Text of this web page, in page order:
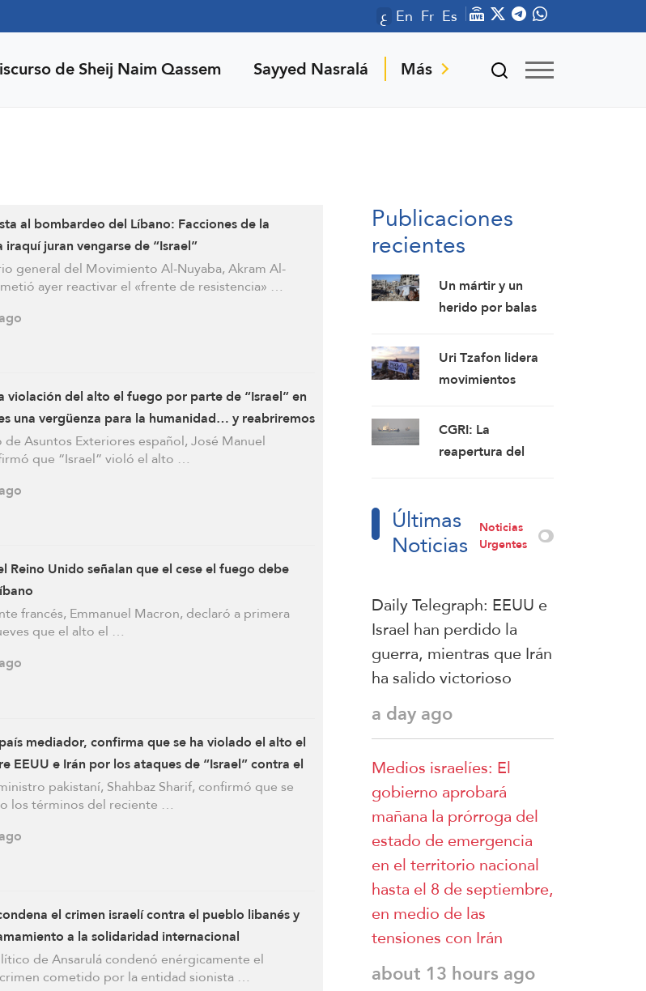
ع En Fr Es
de Sheij Naim Qassem Sayyed Nasralá Más
al bombardeo del Líbano: Facciones de la
iraquí juran vengarse de “Israel”
general del Movimiento Al-Nuyaba, Akram Al-
ayer reactivar el «frente de resistencia» …
violación del alto el fuego por parte de “Israel” en
una vergüenza para la humanidad… y reabriremos
en Teherán
de Asuntos Exteriores español, José Manuel
que “Israel” violó el alto …
Reino Unido señalan que el cese el fuego debe
francés, Emmanuel Macron, declaró a primera
que el alto el …
mediador, confirma que se ha violado el alto el
EEUU e Irán por los ataques de “Israel” contra el
pakistaní, Shahbaz Sharif, confirmó que se
los términos del reciente …
el crimen israelí contra el pueblo libanés y
a la solidaridad internacional
de Ansarulá condenó enérgicamente el
cometido por la entidad sionista …
Publicaciones
recientes
Un mártir y un
herido por balas
israelí en Gaza
debido a las
el fuego
Uri Tzafon lidera
movimientos
planean asentarse
en el sur del Líbano
CGRI: La
reapertura del
con las
conversaciones
Últimas
Noticias Noticias
Urgentes
Daily Telegraph: EEUU e
Israel han perdido la
guerra, mientras que Irán
ha salido victorioso
a day ago
Medios israelíes: El
gobierno aprobará
mañana la prórroga del
estado de emergencia
en el territorio nacional
hasta el 8 de septiembre,
en medio de las
tensiones con Irán
about 13 hours ago